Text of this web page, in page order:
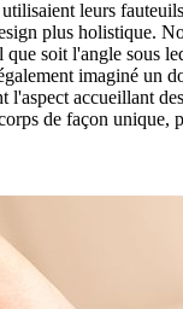
leurs
plus holistique.
que soit l'angle sous
imaginé un
l'aspect accueillant
de façon unique,